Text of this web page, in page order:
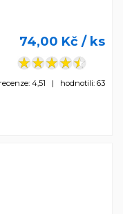
74,00 Kč/ ks
recenze: 4,51 | hodnotili: 63